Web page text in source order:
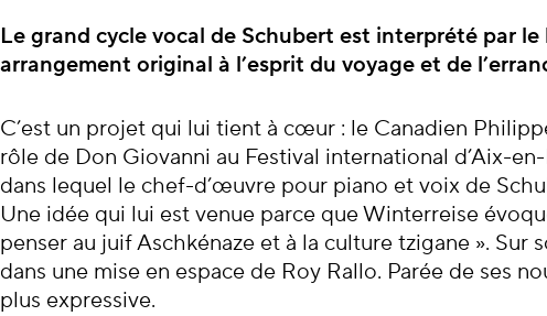
À propos du
Le grand cycle vocal de Schubert est interprété par
arrangement original à l’esprit du voyage et de
C’est un projet qui lui tient à cœur : le Canadien
rôle de Don Giovanni au Festival international d’Aix-
dans lequel le chef-d’œuvre pour piano et voix de
Une idée qui lui est venue parce que Winterreise
penser au juif Aschkénaze et à la culture tzigane ». Sur
dans une mise en espace de Roy Rallo. Parée de ses
plus expressive.